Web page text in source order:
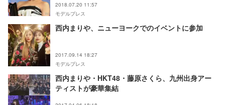
2018.07.20 11:57
モデルプレス
西内まりや、ニューヨークでのイベントに参加
2017.09.14 18:27
モデルプレス
西内まりや・HKT48・藤原さくら、九州出身アー
ティストが豪華集結